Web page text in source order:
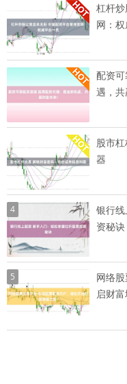
杠杆
网：
配资
遇，共
股市
器
4
银行
资秘诀
5
网络
启财富